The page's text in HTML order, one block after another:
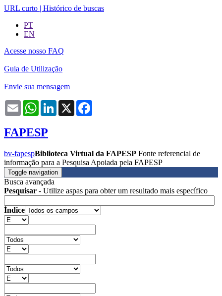
URL curto | Histórico de buscas
PT
EN
Acesse nosso FAQ
Guia de Utilização
Envie sua mensagem
Email WhatsAppLinkedIn
X
FAPESP
bv-fapespBiblioteca Virtual da FAPESP Fonte referencial de
informação para a Pesquisa Apoiada pela FAPESP
Toggle navigation
Busca avançada
Pesquisar - Utilize aspas para obter um resultado mais específico
Índice